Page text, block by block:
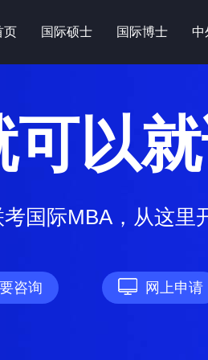
页 国际硕士 国际博士 中
以
国际MBA，从这里
咨询 网上申请